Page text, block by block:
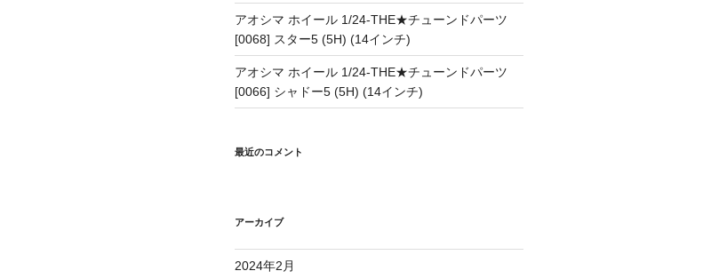
アオシマ ホイール 1/24-THE★チューンドパーツ
[0068] スター5 (5H) (14インチ)
アオシマ ホイール 1/24-THE★チューンドパーツ
[0066] シャドー5 (5H) (14インチ)
最近のコメント
アーカイブ
2024年2月